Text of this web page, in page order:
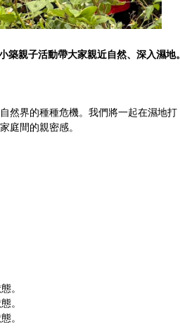
築親子活動帶大家親近自然、深入濕地。
然界的種種危機。我們將一起在濕地打
庭間的親密感。
。
。
。